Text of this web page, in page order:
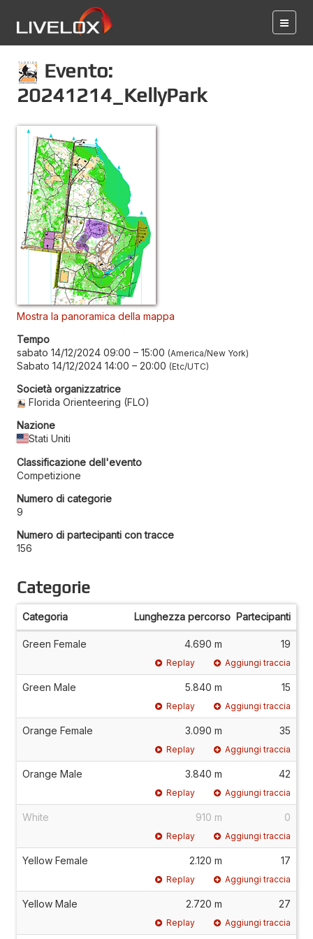
Evento:
20241214_KellyPark
Mostra la panoramica della mappa
Tempo
sabato 14/12/2024 09:00 – 15:00 America/New York
Sabato 14/12/2024 14:00 – 20:00 Etc/UTC
Società organizzatrice
Florida Orienteering (FLO)
Nazione
Stati Uniti
Classificazione dell'evento
Competizione
Numero di categorie
9
Numero di partecipanti con tracce
156
Categorie
Categoria Lunghezza percorso Partecipanti
Green Female 4.690 m 19
Replay Aggiungi traccia
Green Male 5.840 m 15
Replay Aggiungi traccia
Orange Female 3.090 m 35
Replay Aggiungi traccia
Orange Male 3.840 m 42
Replay Aggiungi traccia
White 910 m 0
Replay Aggiungi traccia
Yellow Female 2.120 m 17
Replay Aggiungi traccia
Yellow Male 2.720 m 27
Replay Aggiungi traccia